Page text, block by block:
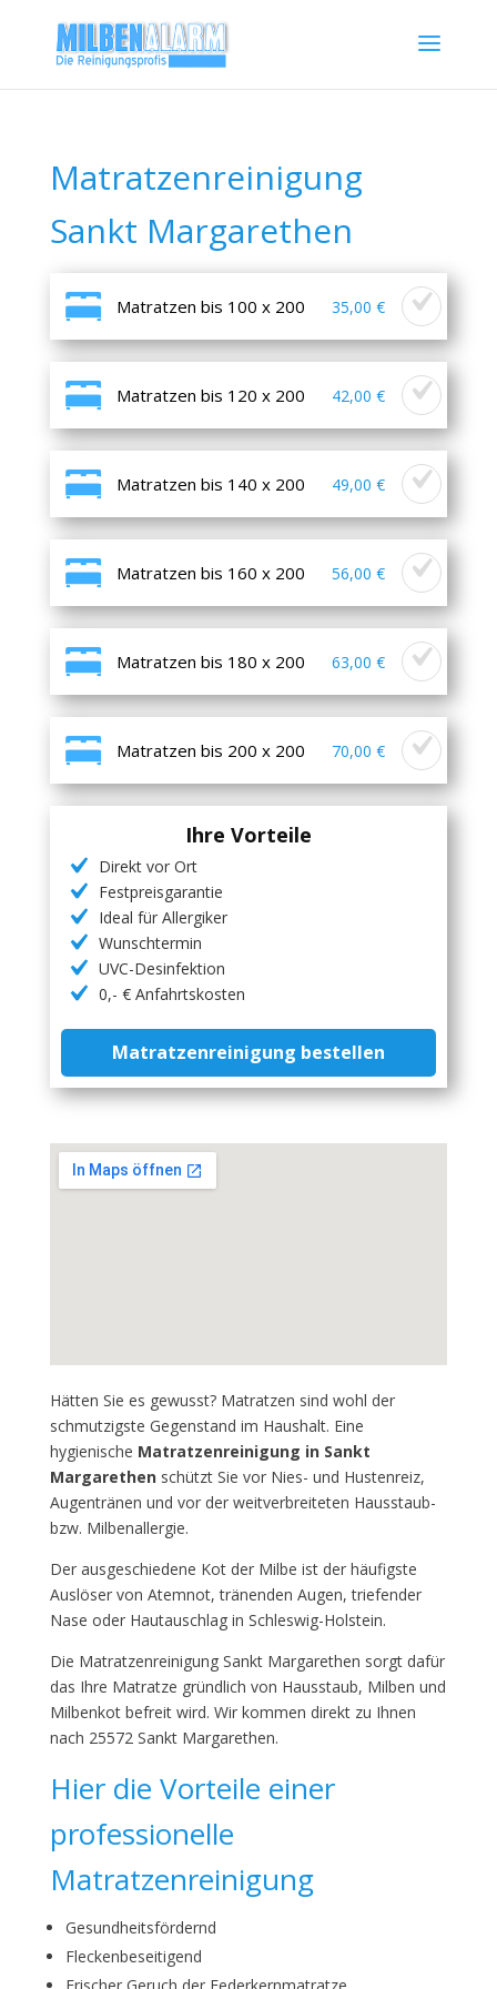
Matratzenreinigung
Sankt Margarethen
Matratzen bis 100 x 200 35,00 €
Matratzen bis 120 x 200 42,00 €
Matratzen bis 140 x 200 49,00 €
Matratzen bis 160 x 200 56,00 €
Matratzen bis 180 x 200 63,00 €
Matratzen bis 200 x 200 70,00 €
Ihre Vorteile
Direkt vor Ort
Festpreisgarantie
Ideal für Allergiker
Wunschtermin
UVC-Desinfektion
0,- € Anfahrtskosten
Matratzenreinigung bestellen
Hätten Sie es gewusst? Matratzen sind wohl der
schmutzigste Gegenstand im Haushalt. Eine
hygienische Matratzenreinigung in Sankt
Margarethenschützt Sie vor Nies- und Hustenreiz,
Augentränen und vor der weitverbreiteten Hausstaub-
bzw. Milbenallergie.
Der ausgeschiedene Kot der Milbe ist der häufigste
Auslöser von Atemnot, tränenden Augen, triefender
Nase oder Hautauschlag in Schleswig-Holstein.
Die Matratzenreinigung Sankt Margarethen sorgt dafür
das Ihre Matratze gründlich von Hausstaub, Milben und
Milbenkot befreit wird. Wir kommen direkt zu Ihnen
nach 25572 Sankt Margarethen.
Hier die Vorteile einer
professionelle
Matratzenreinigung
Gesundheitsfördernd
Fleckenbeseitigend